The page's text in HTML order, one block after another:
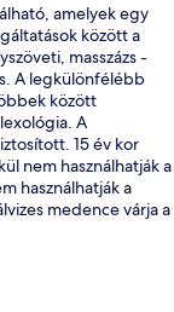
amelyek egy
között a
masszázs -
A legkülönfélébb
között
A
15 év kor
nem használhatják a
használhatják a
medence várja a